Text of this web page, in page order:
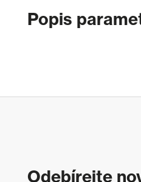
Popis
Odebírejte